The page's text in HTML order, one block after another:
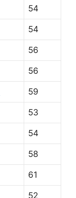
54
54
56
56
59
53
54
58
61
52